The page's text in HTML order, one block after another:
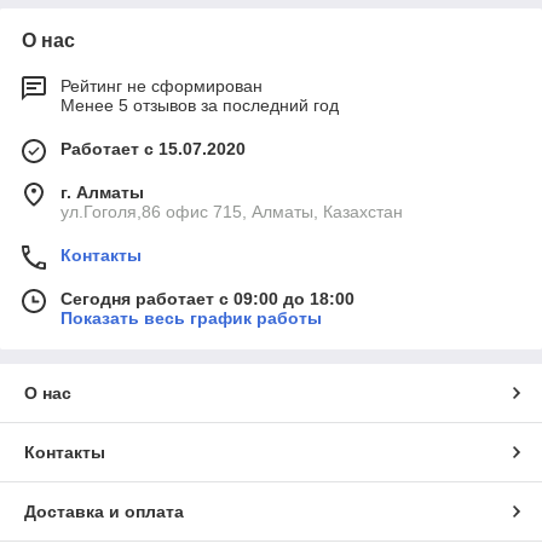
О нас
Рейтинг не сформирован
Менее 5 отзывов за последний год
Работает с 15.07.2020
г. Алматы
ул.Гоголя,86 офис 715, Алматы, Казахстан
Контакты
Сегодня работает с 09:00 до 18:00
Показать весь график работы
О нас
Контакты
Доставка и оплата